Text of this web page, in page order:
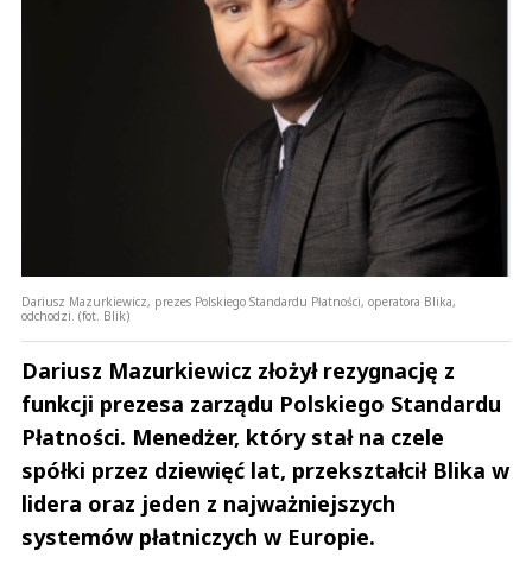
Dariusz Mazurkiewicz, prezes Polskiego Standardu Płatności, operatora Blika,
odchodzi. (fot. Blik)
Dariusz Mazurkiewicz złożył rezygnację z
funkcji prezesa zarządu Polskiego Standardu
Płatności. Menedżer, który stał na czele
spółki przez dziewięć lat, przekształcił Blika w
lidera oraz jeden z najważniejszych
systemów płatniczych w Europie.